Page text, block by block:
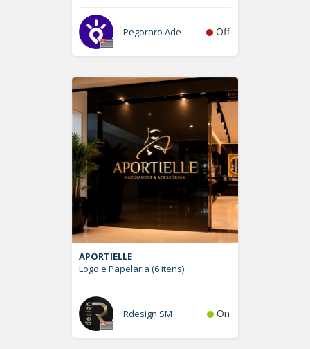
Pegoraro Ade Off
APORTIELLE
Logo e Papelaria (6 itens)
Rdesign SM On